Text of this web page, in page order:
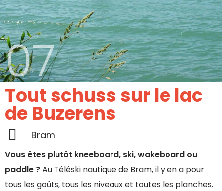
07
Tout schuss sur le lac
de Buzerens
Bram
Vous êtes plutôt kneeboard, ski, wakeboard ou
paddle ?Au Téléski nautique de Bram, il y en a pour
tous les goûts, tous les niveaux et toutes les planches.